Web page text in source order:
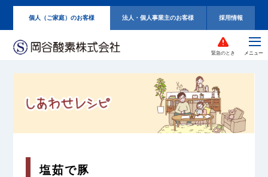
個人（ご家庭）のお客様 法人・個人事業主のお客様 採用情報
緊急のとき
塩茹で豚